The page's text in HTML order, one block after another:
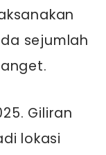
sejumlah
Giliran
lokasi